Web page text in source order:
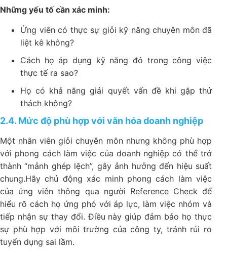
Những yếu tố cần xác minh:
Ứng viên có thực sự giỏi kỹ năng chuyên môn đã
liệt kê không?
Cách họ áp dụng kỹ năng đó trong công việc
thực tế ra sao?
Họ có khả năng giải quyết vấn đề khi gặp thử
thách không?
2.4. Mức độ phù hợp với văn hóa doanh nghiệp
Một nhân viên giỏi chuyên môn nhưng không phù hợp
với phong cách làm việc của doanh nghiệp có thể trở
thành “mảnh ghép lệch”, gây ảnh hưởng đến hiệu suất
chung.Hãy chủ động xác minh phong cách làm việc
của ứng viên thông qua người Reference Check để
hiểu rõ cách họ ứng phó với áp lực, làm việc nhóm và
tiếp nhận sự thay đổi. Điều này giúp đảm bảo họ thực
sự phù hợp với môi trường của công ty, tránh rủi ro
tuyển dụng sai lầm.